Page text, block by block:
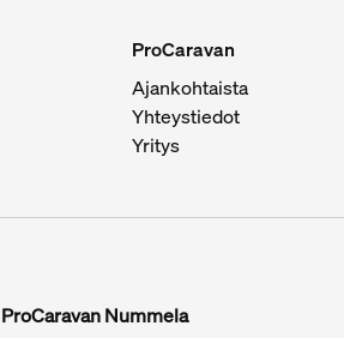
ProCaravan
Ajankohtaista
Yhteystiedot
Yritys
ProCaravan Nummela